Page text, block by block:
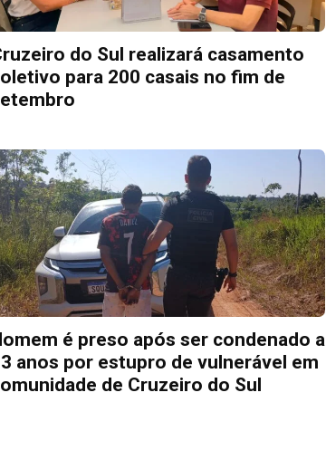
do Sul realizará casamento
para 200 casais no fim de
é preso após ser condenado a
anos por estupro de vulnerável em
de Cruzeiro do Sul